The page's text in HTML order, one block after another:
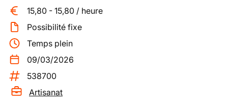
15,80 - 15,80 / heure
Possibilité fixe
Temps plein
09/03/2026
538700
Artisanat